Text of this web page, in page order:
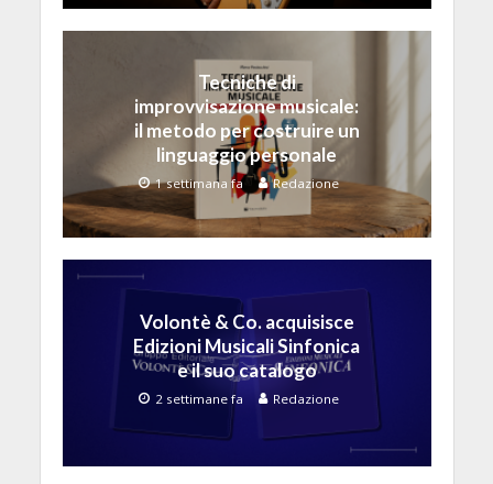
Tecniche di
improvvisazione musicale:
il metodo per costruire un
linguaggio personale
1 settimana fa Redazione
Volontè & Co. acquisisce
Edizioni Musicali Sinfonica
e il suo catalogo
2 settimane fa Redazione